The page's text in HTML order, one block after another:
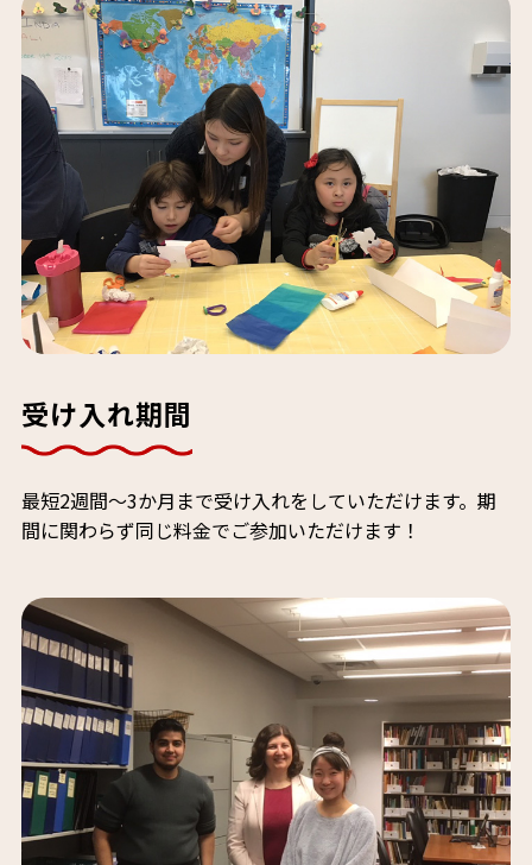
受け入れ期間
最短2週間～3か月まで受け入れをしていただけます。期
間に関わらず同じ料金でご参加いただけます！